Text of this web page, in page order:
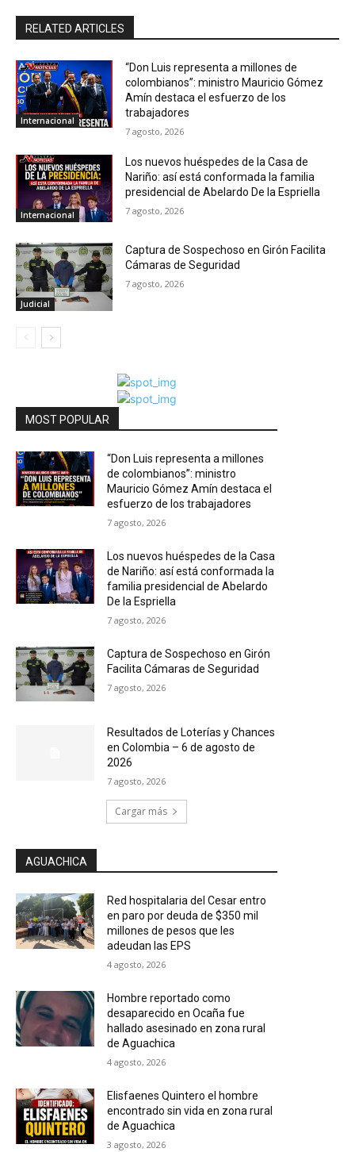
RELATED ARTICLES
Internacional
“Don Luis representa a millones de
colombianos”: ministro Mauricio Gómez
Amín destaca el esfuerzo de los
trabajadores
7 agosto, 2026
Internacional
Los nuevos huéspedes de la Casa de
Nariño: así está conformada la familia
presidencial de Abelardo De la Espriella
7 agosto, 2026
Judicial
Captura de Sospechoso en Girón Facilita
Cámaras de Seguridad
7 agosto, 2026
MOST POPULAR
“Don Luis representa a millones
de colombianos”: ministro
Mauricio Gómez Amín destaca el
esfuerzo de los trabajadores
7 agosto, 2026
Los nuevos huéspedes de la Casa
de Nariño: así está conformada la
familia presidencial de Abelardo
De la Espriella
7 agosto, 2026
Captura de Sospechoso en Girón
Facilita Cámaras de Seguridad
7 agosto, 2026
Resultados de Loterías y Chances
en Colombia – 6 de agosto de
2026
7 agosto, 2026
Cargar más
AGUACHICA
Red hospitalaria del Cesar entro
en paro por deuda de $350 mil
millones de pesos que les
adeudan las EPS
4 agosto, 2026
Hombre reportado como
desaparecido en Ocaña fue
hallado asesinado en zona rural
de Aguachica
4 agosto, 2026
Elisfaenes Quintero el hombre
encontrado sin vida en zona rural
de Aguachica
3 agosto, 2026